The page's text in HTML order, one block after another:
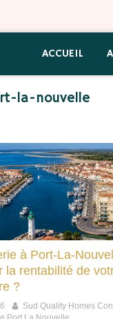
ACCUEIL
la-nouvelle
à Port-La-
la rentabilité de
?
Sud Quality Homes